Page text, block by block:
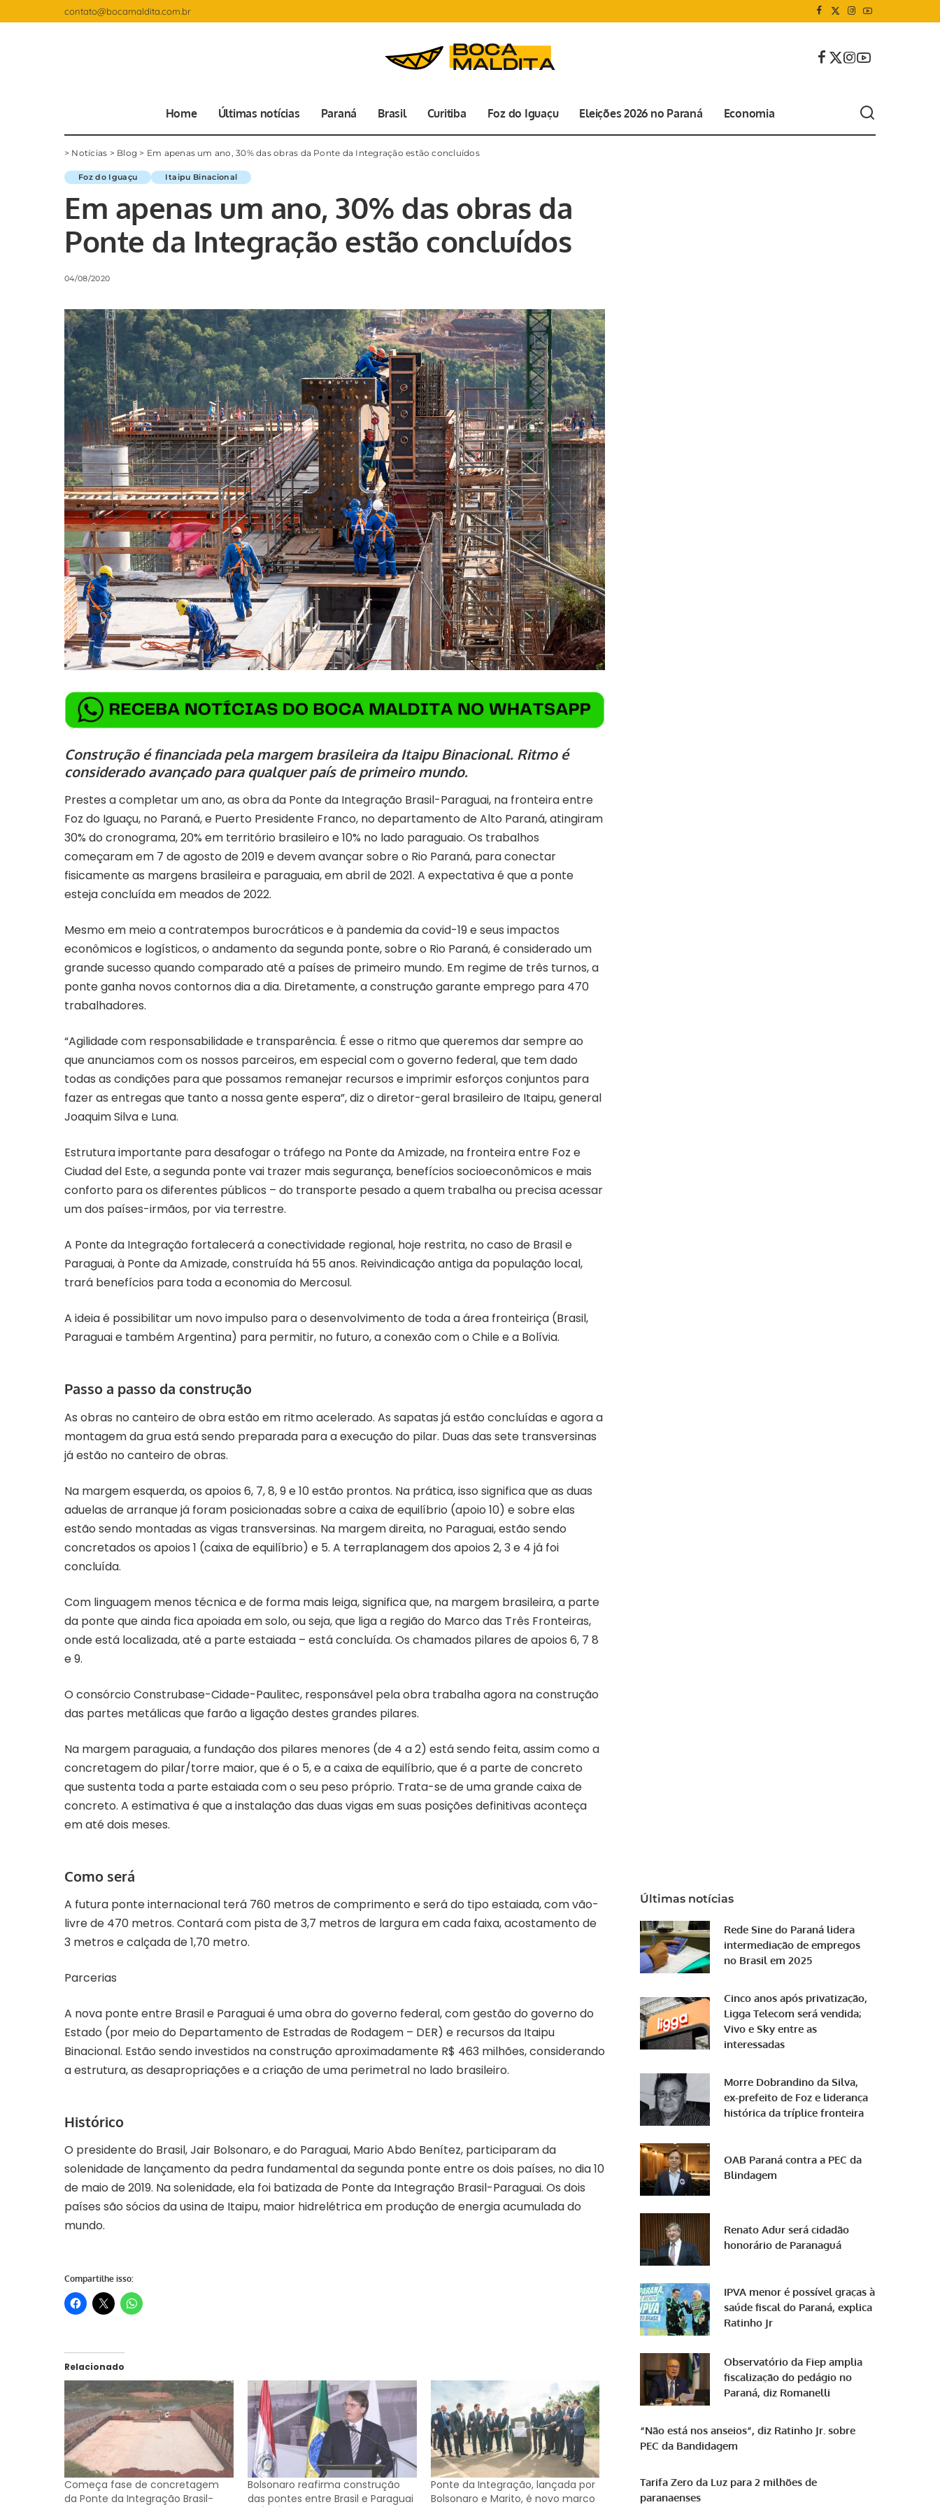
contato@bocamaldita.com.br
Home Últimas notícias Paraná Brasil Curitiba Foz do Iguaçu Eleições 2026 no Paraná Economia
> Notícias > Blog > Em apenas um ano, 30% das obras da Ponte da Integração estão concluídos
Foz do Iguaçu Itaipu Binacional
Em apenas um ano, 30% das obras da
Ponte da Integração estão concluídos
04/08/2020
Construção é financiada pela margem brasileira da Itaipu Binacional. Ritmo é
considerado avançado para qualquer país de primeiro mundo.
Prestes a completar um ano, as obra da Ponte da Integração Brasil-Paraguai, na fronteira entre
Foz do Iguaçu, no Paraná, e Puerto Presidente Franco, no departamento de Alto Paraná, atingiram
30% do cronograma, 20% em território brasileiro e 10% no lado paraguaio. Os trabalhos
começaram em 7 de agosto de 2019 e devem avançar sobre o Rio Paraná, para conectar
fisicamente as margens brasileira e paraguaia, em abril de 2021. A expectativa é que a ponte
esteja concluída em meados de 2022.
Mesmo em meio a contratempos burocráticos e à pandemia da covid-19 e seus impactos
econômicos e logísticos, o andamento da segunda ponte, sobre o Rio Paraná, é considerado um
grande sucesso quando comparado até a países de primeiro mundo. Em regime de três turnos, a
ponte ganha novos contornos dia a dia. Diretamente, a construção garante emprego para 470
trabalhadores.
“Agilidade com responsabilidade e transparência. É esse o ritmo que queremos dar sempre ao
que anunciamos com os nossos parceiros, em especial com o governo federal, que tem dado
todas as condições para que possamos remanejar recursos e imprimir esforços conjuntos para
fazer as entregas que tanto a nossa gente espera”, diz o diretor-geral brasileiro de Itaipu, general
Joaquim Silva e Luna.
Estrutura importante para desafogar o tráfego na Ponte da Amizade, na fronteira entre Foz e
Ciudad del Este, a segunda ponte vai trazer mais segurança, benefícios socioeconômicos e mais
conforto para os diferentes públicos – do transporte pesado a quem trabalha ou precisa acessar
um dos países-irmãos, por via terrestre.
A Ponte da Integração fortalecerá a conectividade regional, hoje restrita, no caso de Brasil e
Paraguai, à Ponte da Amizade, construída há 55 anos. Reivindicação antiga da população local,
trará benefícios para toda a economia do Mercosul.
A ideia é possibilitar um novo impulso para o desenvolvimento de toda a área fronteiriça (Brasil,
Paraguai e também Argentina) para permitir, no futuro, a conexão com o Chile e a Bolívia.
Passo a passo da construção
As obras no canteiro de obra estão em ritmo acelerado. As sapatas já estão concluídas e agora a
montagem da grua está sendo preparada para a execução do pilar. Duas das sete transversinas
já estão no canteiro de obras.
Na margem esquerda, os apoios 6, 7, 8, 9 e 10 estão prontos. Na prática, isso significa que as duas
aduelas de arranque já foram posicionadas sobre a caixa de equilíbrio (apoio 10) e sobre elas
estão sendo montadas as vigas transversinas. Na margem direita, no Paraguai, estão sendo
concretados os apoios 1 (caixa de equilíbrio) e 5. A terraplanagem dos apoios 2, 3 e 4 já foi
concluída.
Com linguagem menos técnica e de forma mais leiga, significa que, na margem brasileira, a parte
da ponte que ainda fica apoiada em solo, ou seja, que liga a região do Marco das Três Fronteiras,
onde está localizada, até a parte estaiada – está concluída. Os chamados pilares de apoios 6, 7 8
e 9.
O consórcio Construbase-Cidade-Paulitec, responsável pela obra trabalha agora na construção
das partes metálicas que farão a ligação destes grandes pilares.
Na margem paraguaia, a fundação dos pilares menores (de 4 a 2) está sendo feita, assim como a
concretagem do pilar/torre maior, que é o 5, e a caixa de equilíbrio, que é a parte de concreto
que sustenta toda a parte estaiada com o seu peso próprio. Trata-se de uma grande caixa de
concreto. A estimativa é que a instalação das duas vigas em suas posições definitivas aconteça
em até dois meses.
Como será
A futura ponte internacional terá 760 metros de comprimento e será do tipo estaiada, com vão-
livre de 470 metros. Contará com pista de 3,7 metros de largura em cada faixa, acostamento de
3 metros e calçada de 1,70 metro.
Parcerias
A nova ponte entre Brasil e Paraguai é uma obra do governo federal, com gestão do governo do
Estado (por meio do Departamento de Estradas de Rodagem – DER) e recursos da Itaipu
Binacional. Estão sendo investidos na construção aproximadamente R$ 463 milhões, considerando
a estrutura, as desapropriações e a criação de uma perimetral no lado brasileiro.
Histórico
O presidente do Brasil, Jair Bolsonaro, e do Paraguai, Mario Abdo Benítez, participaram da
solenidade de lançamento da pedra fundamental da segunda ponte entre os dois países, no dia 10
de maio de 2019. Na solenidade, ela foi batizada de Ponte da Integração Brasil-Paraguai. Os dois
países são sócios da usina de Itaipu, maior hidrelétrica em produção de energia acumulada do
mundo.
Compartilhe isso:
Relacionado
Começa fase de concretagem
da Ponte da Integração Brasil-
Bolsonaro reafirma construção
das pontes entre Brasil e Paraguai
Ponte da Integração, lançada por
Bolsonaro e Marito, é novo marco
Últimas notícias
Rede Sine do Paraná lidera
intermediação de empregos
no Brasil em 2025
Cinco anos após privatização,
Ligga Telecom será vendida;
Vivo e Sky entre as
interessadas
Morre Dobrandino da Silva,
ex-prefeito de Foz e liderança
histórica da tríplice fronteira
OAB Paraná contra a PEC da
Blindagem
Renato Adur será cidadão
honorário de Paranaguá
IPVA menor é possível graças à
saúde fiscal do Paraná, explica
Ratinho Jr
Observatório da Fiep amplia
fiscalização do pedágio no
Paraná, diz Romanelli
“Não está nos anseios”, diz Ratinho Jr. sobre
PEC da Bandidagem
Tarifa Zero da Luz para 2 milhões de
paranaenses